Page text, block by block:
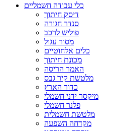
כלי עבודה חשמליים
דיסק חיתוך
סנדר חגורה
פוליש לרכב
מסור עגול
כלים אלחוטיים
מכונת חיתוך
האמר הריסה
מלטשת קיר גבס
כדור הארץ
מיקסר ידני חשמלי
פלנר חשמלי
מלטשת חשמלית
מקדחה השפעה